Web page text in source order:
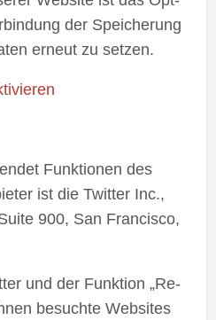
der Speicherung
erneut zu setzen.
Funktionen des
ist die Twitter Inc.,
900, San Francisco,
und der Funktion „Re-
besuchte Websites